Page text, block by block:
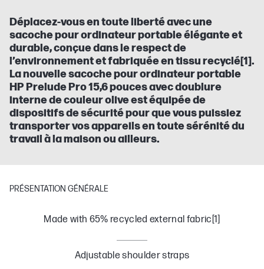
Déplacez-vous en toute liberté avec une
sacoche pour ordinateur portable élégante et
durable, conçue dans le respect de
l’environnement et fabriquée en tissu recyclé[1].
La nouvelle sacoche pour ordinateur portable
HP Prelude Pro 15,6 pouces avec doublure
interne de couleur olive est équipée de
dispositifs de sécurité pour que vous puissiez
transporter vos appareils en toute sérénité du
travail à la maison ou ailleurs.
PRÉSENTATION GÉNÉRALE
Made with 65% recycled external fabric[1]
Adjustable shoulder straps